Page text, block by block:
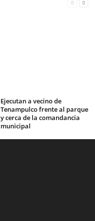
Ejecutan a vecino de
Tenampulco frente al parque
y cerca de la comandancia
municipal